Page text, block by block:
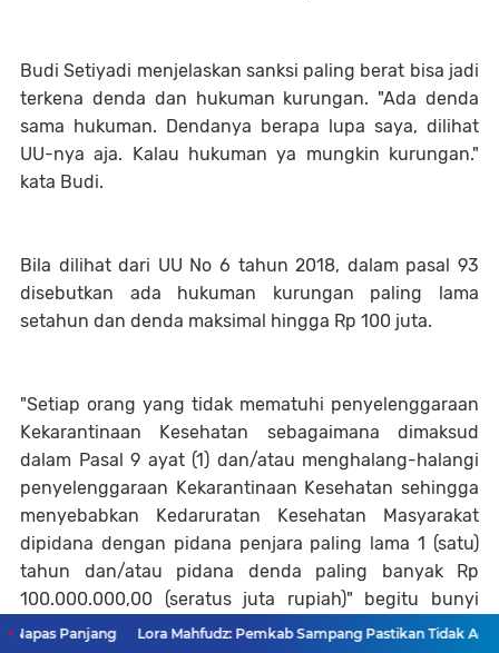
Budi Setiyadi menjelaskan sanksi paling berat bisa jadi
terkena denda dan hukuman kurungan. "Ada denda
sama hukuman. Dendanya berapa lupa saya, dilihat
UU-nya aja. Kalau hukuman ya mungkin kurungan."
kata Budi.
Bila dilihat dari UU No 6 tahun 2018, dalam pasal 93
disebutkan ada hukuman kurungan paling lama
setahun dan denda maksimal hingga Rp 100 juta.
"Setiap orang yang tidak mematuhi penyelenggaraan
Kekarantinaan Kesehatan sebagaimana dimaksud
dalam Pasal 9 ayat (1) dan/atau menghalang-halangi
penyelenggaraan Kekarantinaan Kesehatan sehingga
menyebabkan Kedaruratan Kesehatan Masyarakat
dipidana dengan pidana penjara paling lama 1 (satu)
tahun dan/atau pidana denda paling banyak Rp
100.000.000,00 (seratus juta rupiah)" begitu bunyi
pasal 93.( tmp/wis/ det)
Panjang Lora Mahfudz: Pemkab Sampang Pastikan Tidak Ada